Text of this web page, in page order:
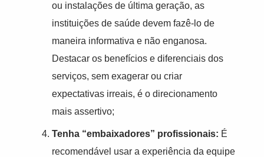
ou instalações de última geração, as
instituições de saúde devem fazê-lo de
maneira informativa e não enganosa.
Destacar os benefícios e diferenciais dos
serviços, sem exagerar ou criar
expectativas irreais, é o direcionamento
mais assertivo;
Tenha “embaixadores” profissionais: É
recomendável usar a experiência da equipe